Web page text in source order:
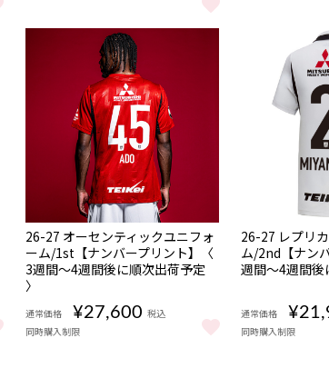
と見る26-27ユニ型クッションキーホルダー(1st/GK) をもっ
26-27ラバー
NEW
数量
限定
受注
商品
26-27 オーセンティックユニフォ
ーム/1st【ナンバープリント】〈
3週間〜4週間後に順次出荷予定
〉
通常価格 ¥27,600 税込
同時購入制限
NEW
数量
限定
受注
商品
26-27 レプリ
ム/2nd【ナン
週間〜4週間後
通常価格
同時購入制限